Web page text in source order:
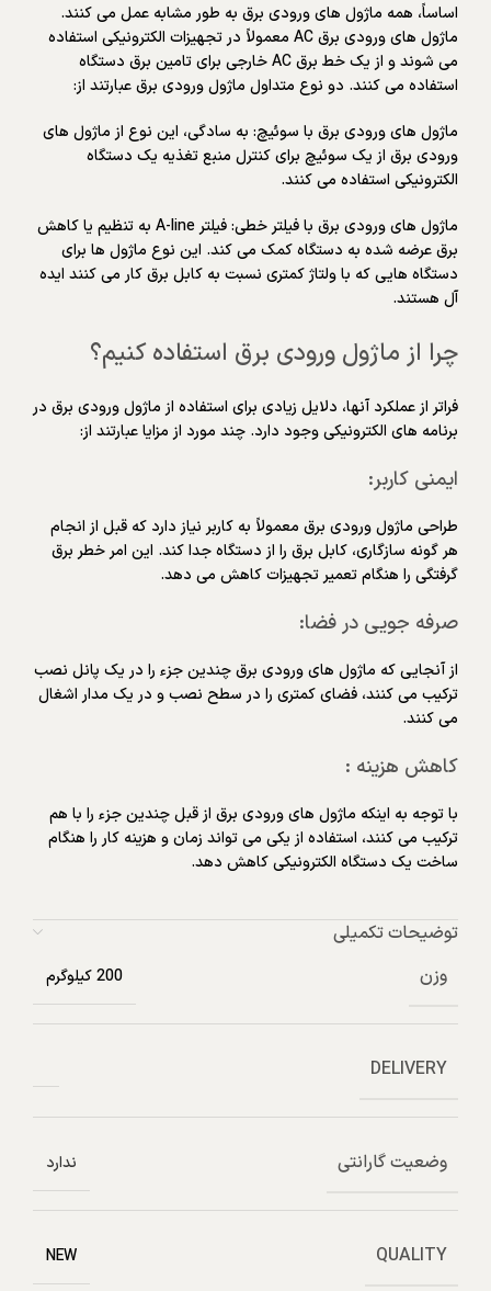
اساساً، همه ماژول های ورودی برق به طور مشابه عمل می کنند.
ماژول های ورودی برق AC معمولاً در تجهیزات الکترونیکی استفاده
می شوند و از یک خط برق AC خارجی برای تامین برق دستگاه
استفاده می کنند. دو نوع متداول ماژول ورودی برق عبارتند از:
ماژول های ورودی برق با سوئیچ: به سادگی، این نوع از ماژول های
ورودی برق از یک سوئیچ برای کنترل منبع تغذیه یک دستگاه
الکترونیکی استفاده می کنند.
ماژول های ورودی برق با فیلتر خطی: فیلتر A-line به تنظیم یا کاهش
برق عرضه شده به دستگاه کمک می کند. این نوع ماژول ها برای
دستگاه هایی که با ولتاژ کمتری نسبت به کابل برق کار می کنند ایده
آل هستند.
چرا از ماژول ورودی برق استفاده کنیم؟
فراتر از عملکرد آنها، دلایل زیادی برای استفاده از ماژول ورودی برق در
برنامه های الکترونیکی وجود دارد. چند مورد از مزایا عبارتند از:
ایمنی کاربر:
طراحی ماژول ورودی برق معمولاً به کاربر نیاز دارد که قبل از انجام
هر گونه سازگاری، کابل برق را از دستگاه جدا کند. این امر خطر برق
گرفتگی را هنگام تعمیر تجهیزات کاهش می دهد.
صرفه جویی در فضا:
از آنجایی که ماژول های ورودی برق چندین جزء را در یک پانل نصب
ترکیب می کنند، فضای کمتری را در سطح نصب و در یک مدار اشغال
می کنند.
کاهش هزینه :
با توجه به اینکه ماژول های ورودی برق از قبل چندین جزء را با هم
ترکیب می کنند، استفاده از یکی می تواند زمان و هزینه کار را هنگام
ساخت یک دستگاه الکترونیکی کاهش دهد.
توضیحات تکمیلی
وزن
200 کیلوگرم
DELIVERY
وضعیت گارانتی ندارد
QUALITY
NEW